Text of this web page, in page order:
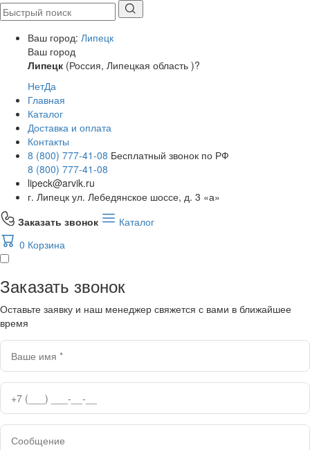
Ваш город: Липецк
Ваш город
Липецк (Россия, Липецкая область )?
НетДа
Главная
Каталог
Доставка и оплата
Контакты
8 (800) 777-41-08 Бесплатный звонок по РФ
8 (800) 777-41-08
lipeck@arvik.ru
г. Липецк ул. Лебедянское шоссе, д. 3 «а»
Заказать звонок
Каталог
0 Корзина
Заказать звонок
Оставьте заявку и наш менеджер свяжется с вами в ближайшее
время